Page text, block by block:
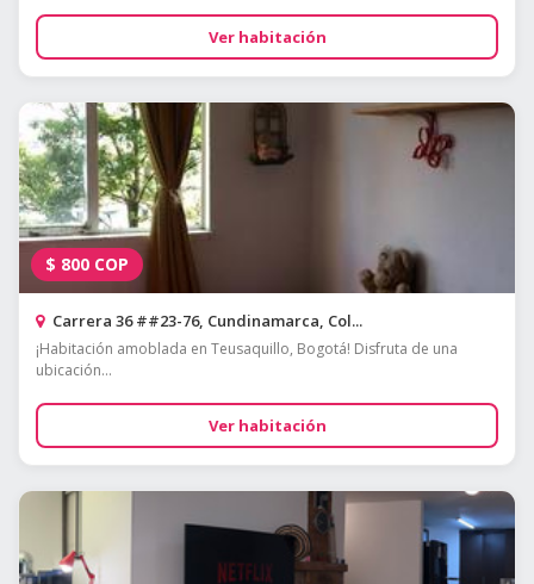
Ver habitación
$ 800 COP
Carrera 36 ##23-76, Cundinamarca, Col...
¡Habitación amoblada en Teusaquillo, Bogotá! Disfruta de una
ubicación...
Ver habitación